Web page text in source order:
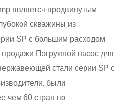
является продвинутым
скважины из
SP с большим расходом
Погружной насос для
стали серии SP с
, были
чем 60 стран по